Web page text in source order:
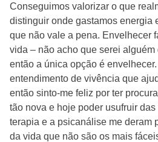
Conseguimos valorizar o que
distinguir onde gastamos energia
que não vale a pena. Envelhecer
vida – não acho que serei alguém
então a única opção é
entendimento de vivência que
então sinto-me feliz por ter
tão nova e hoje poder usufruir
terapia e a psicanálise me deram
da vida que não são os mais